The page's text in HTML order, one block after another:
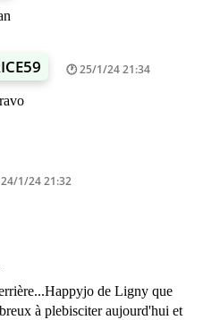
25/1/24 21:34
24/1/24 21:32
de Ligny que
à plebisciter aujourd'hui et